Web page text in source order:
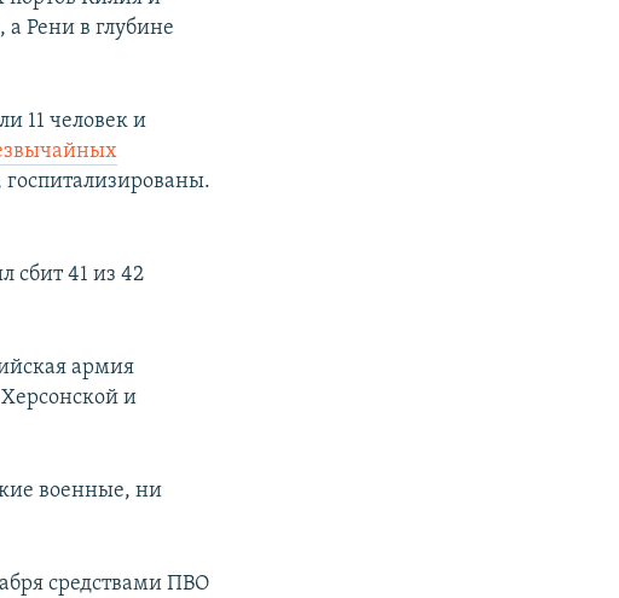
Рени в глубине
11 человек и
сбит 41 из 42
армия
и
военные, ни
средствами ПВО